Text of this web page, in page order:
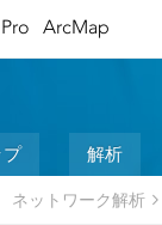
ArcMap
プ 解析
ネットワーク解析